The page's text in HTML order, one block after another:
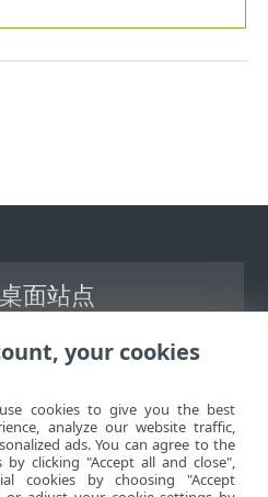
面站点
知识库
论坛
your cookies
cookies to give you the best
analyze our website traffic,
ads. You can agree to the
clicking "Accept all and close",
cookies by choosing "Accept